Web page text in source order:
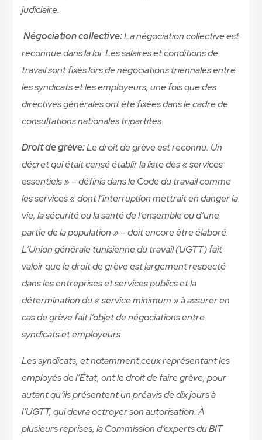
judiciaire.
Négociation collective:La négociation collective est
reconnue dans la loi. Les salaires et conditions de
travail sont fixés lors de négociations triennales entre
les syndicats et les employeurs, une fois que des
directives générales ont été fixées dans le cadre de
consultations nationales tripartites.
Droit de grève:Le droit de grève est reconnu. Un
décret qui était censé établir la liste des « services
essentiels » – définis dans le Code du travail comme
les services « dont l’interruption mettrait en danger la
vie, la sécurité ou la santé de l’ensemble ou d’une
partie de la population » – doit encore être élaboré.
L’Union générale tunisienne du travail (UGTT) fait
valoir que le droit de grève est largement respecté
dans les entreprises et services publics et la
détermination du « service minimum » à assurer en
cas de grève fait l’objet de négociations entre
syndicats et employeurs.
Les syndicats, et notamment ceux représentant les
employés de l’État, ont le droit de faire grève, pour
autant qu’ils présentent un préavis de dix jours à
l’UGTT, qui devra octroyer son autorisation. À
plusieurs reprises, la Commission d’experts du BIT